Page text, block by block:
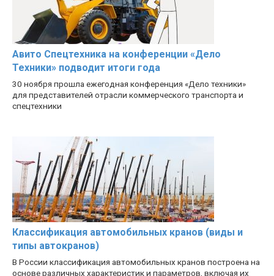
Авито Спецтехника на конференции «Дело
Техники» подводит итоги года
30 ноября прошла ежегодная конференция «Дело техники»
для представителей отрасли коммерческого транспорта и
спецтехники
Классификация автомобильных кранов (виды и
типы автокранов)
В России классификация автомобильных кранов построена на
основе различных характеристик и параметров, включая их